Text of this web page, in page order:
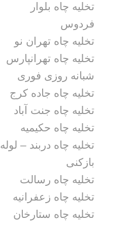
تخلیه چاه بلوار
فردوس
تخلیه چاه تهران نو
تخلیه چاه تهرانپارس
شبانه روزی فوری
تخلیه چاه جاده کرج
تخلیه چاه جنت آباد
تخلیه چاه حکیمیه
تخلیه چاه دربند – لوله
بازکنی
تخلیه چاه رسالت
تخلیه چاه زعفرانیه
تخلیه چاه ستارخان